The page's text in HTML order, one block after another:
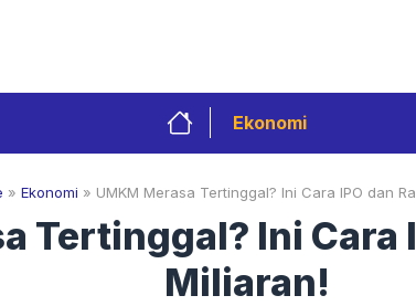
Ekonomi
» Ekonomi » UMKM Merasa Tertinggal? Ini Cara IPO dan
Tertinggal? Ini Cara
Miliaran!